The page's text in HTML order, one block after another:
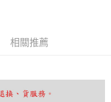
支付方式。 讓您購物簡單
相關推薦